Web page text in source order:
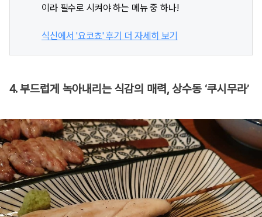
이라 필수로 시켜야 하는 메뉴 중 하나!
식신에서 '요코쵸' 후기 더 자세히 보기
4. 부드럽게 녹아내리는 식감의 매력, 상수동 ‘쿠시무라’